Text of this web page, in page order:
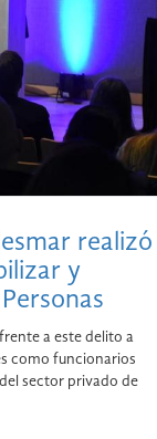
realizó
y
a este delito a
como funcionarios
sector privado de